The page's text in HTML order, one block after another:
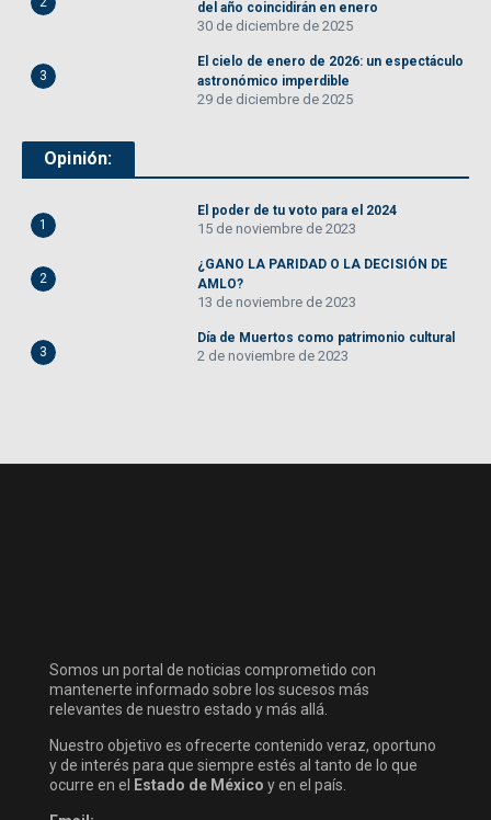
del año coincidirán en enero
30 de diciembre de 2025
3
El cielo de enero de 2026: un espectáculo
astronómico imperdible
29 de diciembre de 2025
Opinión:
1
El poder de tu voto para el 2024
15 de noviembre de 2023
2
¿GANO LA PARIDAD O LA DECISIÓN DE
AMLO?
13 de noviembre de 2023
3
Día de Muertos como patrimonio cultural
2 de noviembre de 2023
Somos un portal de noticias comprometido con
mantenerte informado sobre los sucesos más
relevantes de nuestro estado y más allá.
Nuestro objetivo es ofrecerte contenido veraz, oportuno
y de interés para que siempre estés al tanto de lo que
ocurre en el
Estado de México y en el país.